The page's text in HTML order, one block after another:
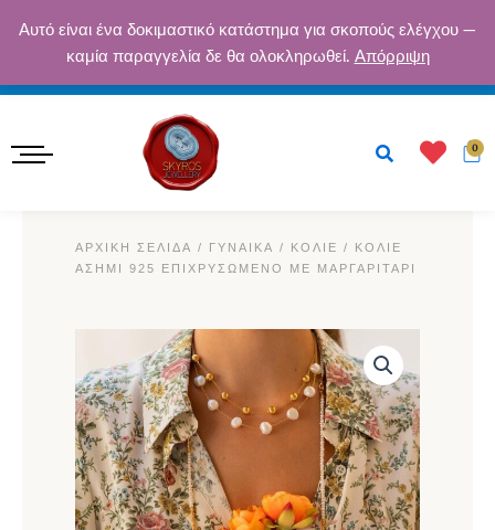
Αυτό είναι ένα δοκιμαστικό κατάστημα για σκοπούς ελέγχου —
καμία παραγγελία δε θα ολοκληρωθεί. Απόρριψη
στο
περιεχόμενο
ΔΩΡΕΆΝ ΑΠΟΣΤΟΛΉ ΓΙΑ ΠΑΡΑΓΓΕΛΊΕΣ ΆΝΩ ΤΩΝ 50€ · ΑΣΦΑΛΕΊΣ
ΠΛΗΡΩΜΈΣ · ΕΓΓΎΗΣΗ ΠΟΙΌΤΗΤΑΣ
0
ΑΡΧΙΚΉ ΣΕΛΊΔΑ / ΓΥΝΑΙΚΑ / ΚΟΛΙΈ / ΚΟΛΙΈ
ΑΣΉΜΙ 925 ΕΠΙΧΡΥΣΩΜΈΝΟ ΜΕ ΜΑΡΓΑΡΙΤΆΡΙ